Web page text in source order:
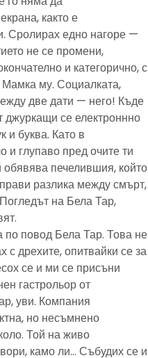
както е
Сролирах едно нагоре —
не се промени,
и категорично, с
му. Социалката,
две дати — него! Къде
джуркащи се електроннно
и буква. Като в
и глупаво пред очите ти
печелившия, който
разлика между смърт,
на Бела Тар,
по повод Бела Тар. Това не
с дрехите, опитвайки се за
се и ми се присъни
гастрольор от
уви. Компания
но несъмнено
Той на живо
камо ли… Събудих се и